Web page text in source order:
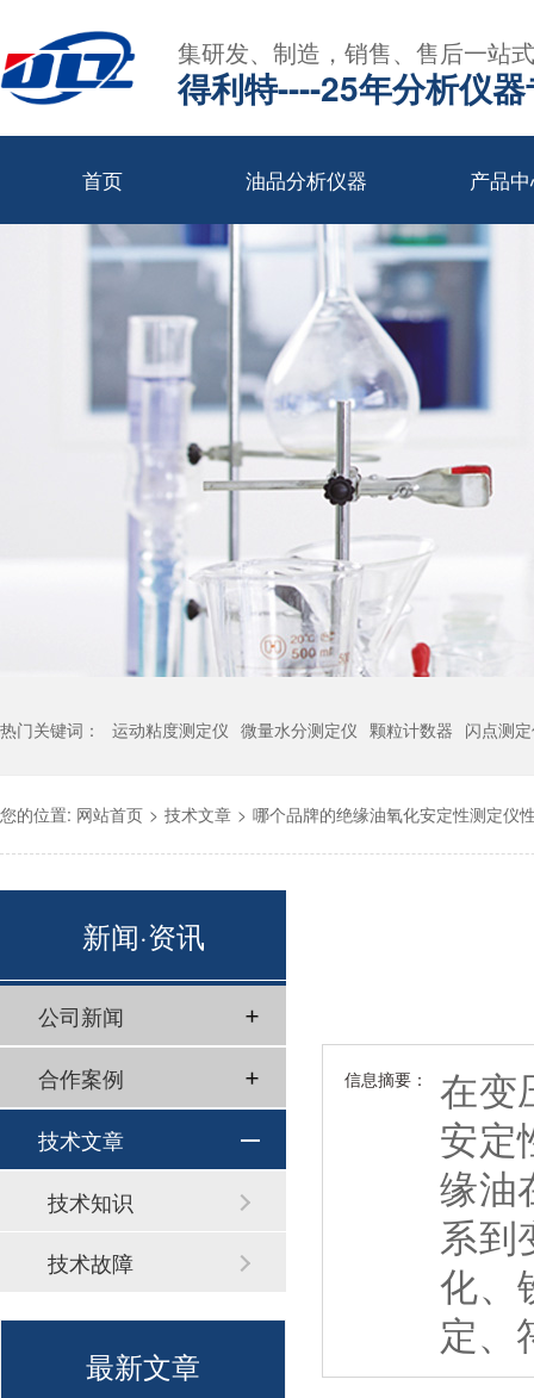
集研发、制造，销售、售后一站
得利特----25年分析仪
首页 油品分析仪器 产品
热门关键词： 运动粘度测定仪 微量水分测定仪 颗粒计数器 闪点测
您的位置: 网站首页 > 技术文章 > 哪个品牌的绝缘油氧化安定性测定仪
信息摘要：
在变
安定
缘油
系到
化、
定、
新闻·资讯
公司新闻
合作案例
技术文章
技术知识
技术故障
最新文章